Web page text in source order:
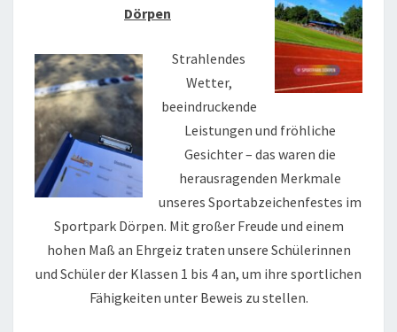
Dörpen
Strahlendes
Wetter,
beeindruckende
Leistungen und fröhliche
Gesichter – das waren die
herausragenden Merkmale
unseres Sportabzeichenfestes im
Sportpark Dörpen. Mit großer Freude und einem
hohen Maß an Ehrgeiz traten unsere Schülerinnen
und Schüler der Klassen 1 bis 4 an, um ihre sportlichen
Fähigkeiten unter Beweis zu stellen.